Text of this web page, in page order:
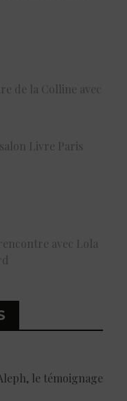
de la Colline avec
Livre Paris
avec Lola
le témoignage